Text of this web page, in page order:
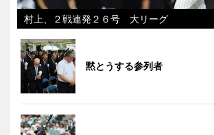
村上、２戦連発２６号 大リーグ
黙とうする参列者